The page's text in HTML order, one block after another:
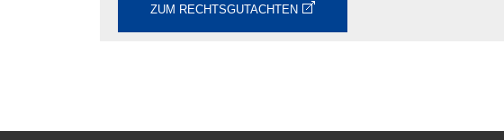
ZUM RECHTSGUTACHTEN